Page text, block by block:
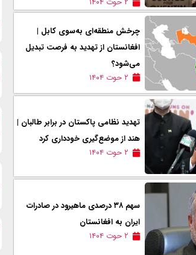
چرخش منطقه‌ای به‌سوی کابل |
افغانستان از تهدید به فرصت تبدیل
می‌شود؟
۲ حوت ۱۴۰۴
تهدید نظامی پاکستان در برابر طالبان |
هند از موضع‌گیری خودداری کرد
۲ حوت ۱۴۰۴
سهم ۳۸ درصدی ماهیرود در صادرات
ایران به افغانستان
۲ حوت ۱۴۰۴